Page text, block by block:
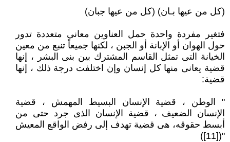
(كل من عيها بـان) (كل من عيها جبان)
فتغير مفردة واحدة حمل العناوين معانى متعددة تدور
حول الهوان أو الإبانة أو الجبن ، لكنها جميعاً تنبع من معين
الخيانة التى تمثل القاسم المشترك بين بنى البشر ، إنها
قضية يعانى منها كل إنسان وإن اختلفت درجة ذلك ، إنها
قضية:
" الوطن ، قضية الإنسان البسيط المهمش ، قضية
الإنسان الضعيف ، قضية الإنسان الذى جرد حتى من
أبسط حقوقه، هى قضية تهدف إلى رفض الواقع المعيش
"([11])